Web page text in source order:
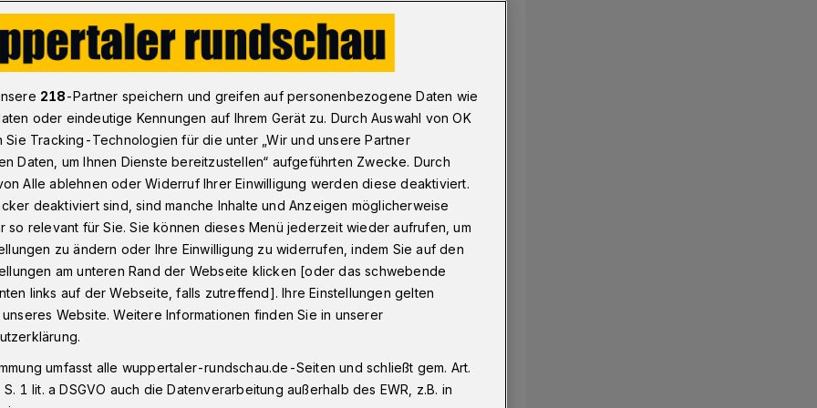
am 18. Januar für Projekt „Gesundes Tal“
für
Tal“
Angebote jetzt und in Zukunft zu einer
und Bürger bei? Für den
Center Smart City Wuppertal“
Tal“ ein, um das Projekt mit seinen
Fragestellungen vorzustellen.
218-Partner speichern und greifen auf personenbezogene Daten wie
oder eindeutige Kennungen auf Ihrem Gerät zu. Durch Auswahl von OK
Sie Tracking-Technologien für die unter „Wir und unsere Partner
Daten, um Ihnen Dienste bereitzustellen“ aufgeführten Zwecke. Durch
Alle ablehnen oder Widerruf Ihrer Einwilligung werden diese deaktiviert.
deaktiviert sind, sind manche Inhalte und Anzeigen möglicherweise
so relevant für Sie. Sie können dieses Menü jederzeit wieder aufrufen, um
zu ändern oder Ihre Einwilligung zu widerrufen, indem Sie auf den
am unteren Rand der Webseite klicken [oder das schwebende
links auf der Webseite, falls zutreffend]. Ihre Einstellungen gelten
Website. Weitere Informationen finden Sie in unserer
umfasst alle wuppertaler-rundschau.de-Seiten und schließt gem. Art.
1 lit. a DSGVO auch die Datenverarbeitung außerhalb des EWR, z.B. in